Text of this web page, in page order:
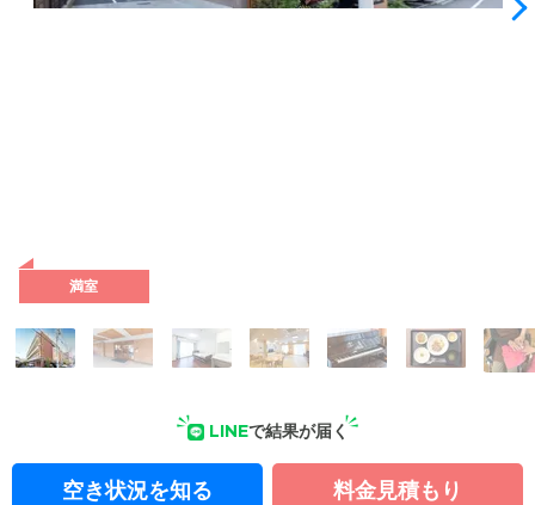
満室
LINEで結果が届く
空き状況を知る 料金見積もり